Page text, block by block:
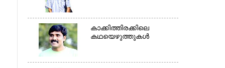
കാക്കിത്തിരക്കിലെ
കഥയെഴുത്തുകൾ
×